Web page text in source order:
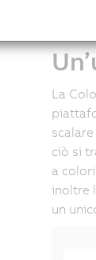
La
ciò si
a
inoltre
un